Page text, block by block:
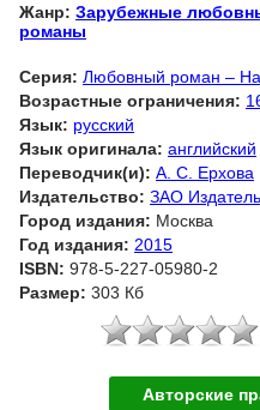
Жанр: Зарубежные
романы
Серия: Любовный роман –
Возрастные ограничения:
Язык: русский
Язык оригинала: английский
Переводчик(и): А. С. Ерхова
Издательство: ЗАО
Город издания: Москва
Год издания: 2015
ISBN: 978-5-227-05980-2
Размер: 303 Кб
Авторские